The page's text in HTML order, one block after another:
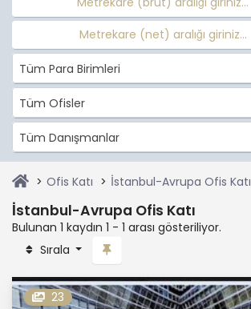
Metrekare (net) aralığı giriniz...
Tüm Para Birimleri
Tüm Ofisler
Tüm Danışmanlar
Ofis Katı İstanbul-Avrupa Ofis Katı
İstanbul-Avrupa Ofis Katı
Bulunan 1 kaydın 1 - 1 arası gösteriliyor.
Sırala
23